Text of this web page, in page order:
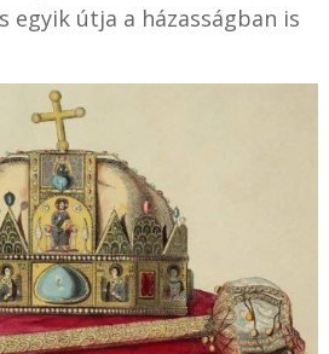
egyik útja a házasságban is